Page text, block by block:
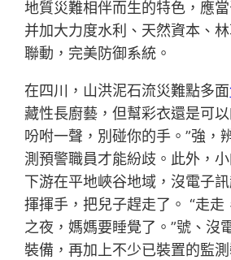
地質災難相伴而生的特色，應當
并加大力度水利、天然資本、
聯動，完美防御系統。
在四川，山洪泥石流災難點多面
藏性長廚藝，但幫彩衣還是可
吩咐一聲，別碰你的手。”強，
測預警職員才能紛歧。此外，
下游在平地峽谷地域，沒電子
揮揮手，把兒子趕走了。 “走走
之夜，媽媽要睡覺了。”號、沒
裝備，再加上不少已裝置的監測